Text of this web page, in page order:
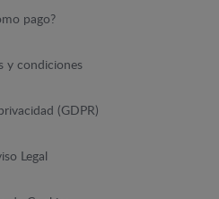
pago?
y condiciones
(GDPR)
Legal